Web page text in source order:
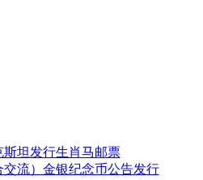
斯坦发行生肖马邮票
交流）金银纪念币公告发行